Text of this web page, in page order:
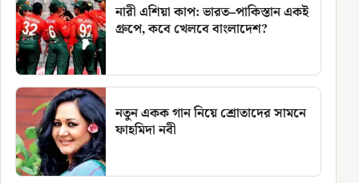
নারী এশিয়া কাপ: ভারত–পাকিস্তান একই
গ্রুপে, কবে খেলবে বাংলাদেশ?
নতুন একক গান নিয়ে শ্রোতাদের সামনে
ফাহমিদা নবী